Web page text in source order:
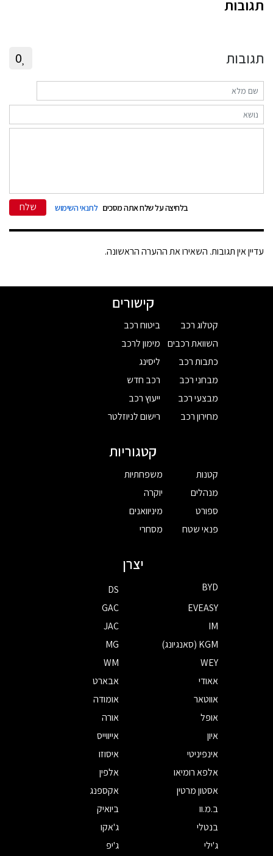
תגובות
תגובות 0
בלחיצה על שלח אתה מסכים לתנאי השימוש שלח
עדיין אין תגובות. השאירו את ההערה הראשונה.
קישורים
קטלוג רכב
השוואת רכבים
כתבות רכב
מבחני רכב
מבצעי רכב
מחירון רכב
ביטוח רכב
מימון לרכב
ליסינג
רכב חדש
ייעוץ רכב
רישום לניוזלטר
קטגוריות
קטנות
מנהלים
ספורט
פנאי שטח
משפחתיות
יוקרה
מיניוואנים
מסחרי
יצרן
BYD
DS
EVEASY
GAC
IM
JAC
KGM (סאנגיונג)
MG
WEY
WM
אאודי
אבארט
אווטאר
אומודה
אופל
אורה
איון
אייווייס
אינפיניטי
איסוזו
אלפא רומיאו
אלפין
אסטון מרטין
אקספנג
ב.מ.וו
ביואיק
בנטלי
ג'אקו
ג'ילי
ג'יפ